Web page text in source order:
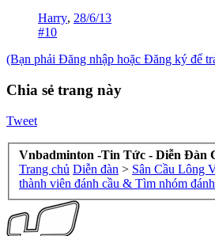
Harry, 28/6/13
#10
(Bạn phải Đăng nhập hoặc Đăng ký để
Chia sẻ trang này
Tweet
Vnbadminton -Tin Tức - Diễn Đàn
Trang chủ Diễn đàn > Sân Cầu Lông
thành viên đánh cầu & Tìm nhóm